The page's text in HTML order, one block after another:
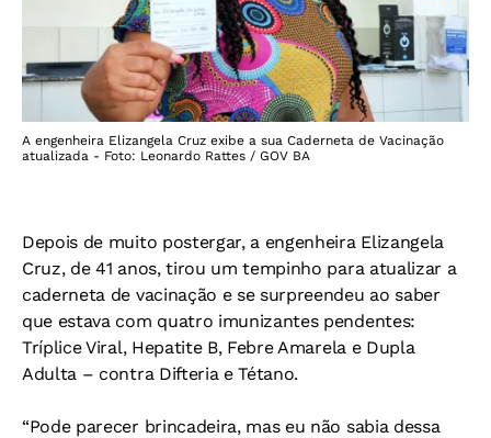
A engenheira Elizangela Cruz exibe a sua Caderneta de Vacinação
atualizada - Foto: Leonardo Rattes / GOV BA
Depois de muito postergar, a engenheira Elizangela
Cruz, de 41 anos, tirou um tempinho para atualizar a
caderneta de vacinação e se surpreendeu ao saber
que estava com quatro imunizantes pendentes:
Tríplice Viral, Hepatite B, Febre Amarela e Dupla
Adulta – contra Difteria e Tétano.
“Pode parecer brincadeira, mas eu não sabia dessa